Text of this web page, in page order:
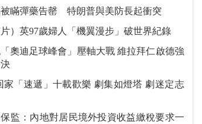
瞞彈藥告罄 特朗普與美防長起衝突
片）英97歲婦人「機翼漫步」破世界紀錄
迪足球峰會」壓軸大戰 維拉拜仁啟德強
速遞」十載歡樂 劇集如燈塔 劇迷定志
監：內地對居民境外投資收益繳稅要求一